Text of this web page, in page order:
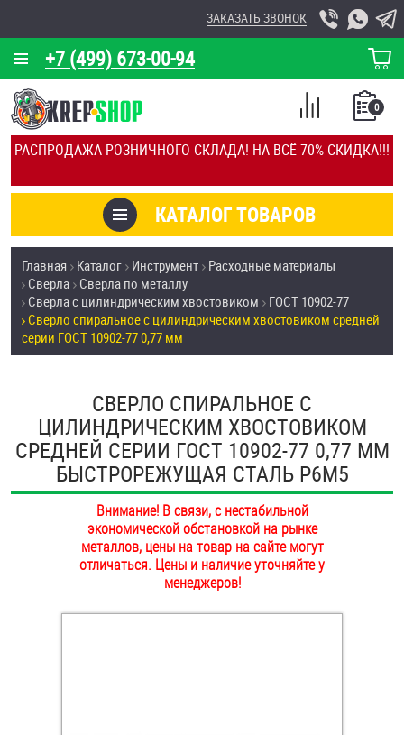
РАСПРОДАЖА РОЗНИЧНОГО СКЛАДА! НА ВСЁ 70% СКИДКА!!!
+7 (499) 673-00-94
ЗАКАЗАТЬ ЗВОНОК
КОРЗИНА
О КОМПАНИИ
КАЛЬКУЛЯТОР
ОТЗЫВЫ
УСЛУГИ
СКИДКИ
ОПТ
ОПЛАТА И ДОСТАВКА
НАШИ МАГАЗИНЫ
КАТАЛОГ ТОВАРОВ
0
СПИСОК
СРАВНЕНИЕ
Товары со скидкой
Анкеры
Антивандальный крепёж, инструмент
Болты и винты
Втулки
Гайки
Дюбели
Дюймовый крепёж
Главная Каталог Инструмент Расходные материалы
Сверла Сверла по металлу
Сверла с цилиндрическим хвостовиком
ГОСТ 10902-77
Сверло спиральное с цилиндрическим хвостовиком средней
серии ГОСТ 10902-77 0,77 мм
СВЕРЛО СПИРАЛЬНОЕ С
ЦИЛИНДРИЧЕСКИМ ХВОСТОВИКОМ
СРЕДНЕЙ СЕРИИ ГОСТ 10902-77 0,77 ММ
БЫСТРОРЕЖУЩАЯ СТАЛЬ Р6М5
Внимание! В связи, с нестабильной
экономической обстановкой на рынке
металлов, цены на товар на сайте могут
отличаться. Цены и наличие уточняйте у
менеджеров!